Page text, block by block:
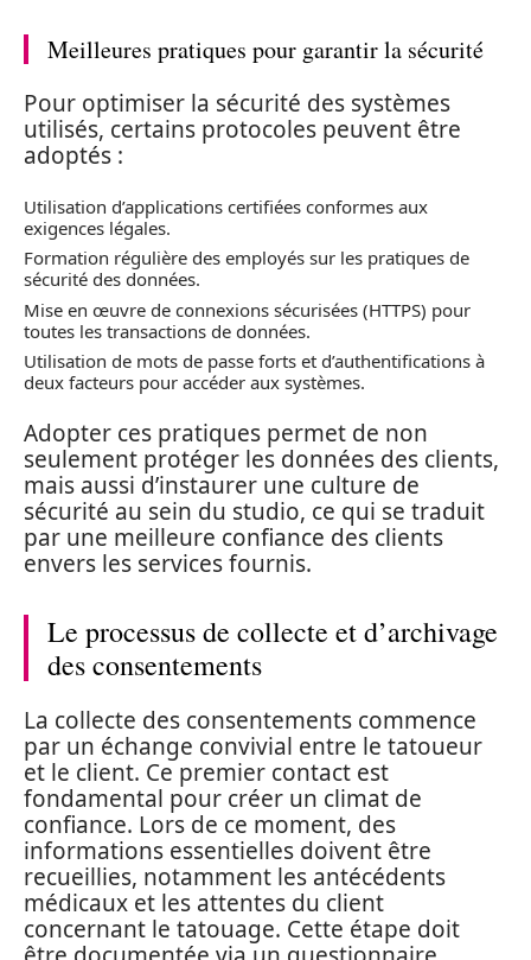
Meilleures pratiques pour garantir la sécurité
Pour optimiser la sécurité des systèmes
utilisés, certains protocoles peuvent être
adoptés :
Utilisation d’applications certifiées conformes aux
exigences légales.
Formation régulière des employés sur les pratiques de
sécurité des données.
Mise en œuvre de connexions sécurisées (HTTPS) pour
toutes les transactions de données.
Utilisation de mots de passe forts et d’authentifications à
deux facteurs pour accéder aux systèmes.
Adopter ces pratiques permet de non
seulement protéger les données des clients,
mais aussi d’instaurer une culture de
sécurité au sein du studio, ce qui se traduit
par une meilleure confiance des clients
envers les services fournis.
Le processus de collecte et d’archivage
des consentements
La collecte des consentements commence
par un échange convivial entre le tatoueur
et le client. Ce premier contact est
fondamental pour créer un climat de
confiance. Lors de ce moment, des
informations essentielles doivent être
recueillies, notamment les antécédents
médicaux et les attentes du client
concernant le tatouage. Cette étape doit